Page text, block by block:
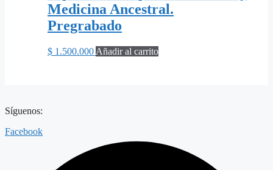
Medicina Ancestral.
Pregrabado
$ 1.500.000 Añadir al carrito
Síguenos:
Facebook